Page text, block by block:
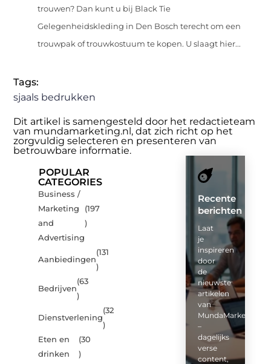
trouwen? Dan kunt u bij Black Tie
Gelegenheidskleding in Den Bosch terecht om een
trouwpak of trouwkostuum te kopen. U slaagt hier...
Tags:
sjaals bedrukken
Dit artikel is samengesteld door het redactieteam
van mundamarketing.nl, dat zich richt op het
zorgvuldig selecteren en presenteren van
betrouwbare informatie.
POPULAR
CATEGORIES
Business /
Marketing
and
Advertising
(197
)
Aanbiedingen
(131
)
Bedrijven
(63
)
Dienstverlening
(32
)
Eten en
drinken
(30
)
Recente
berichten
Laat
je
inspireren
door
de
nieuwste
artikelen
van
MundaMarketing.nl
–
dagelijks
verse
content,